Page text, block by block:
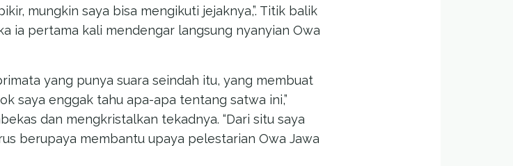
mungkin saya bisa mengikuti jejaknya,”. Titik balik
ia pertama kali mendengar langsung nyanyian Owa
yang punya suara seindah itu, yang membuat
saya enggak tahu apa-apa tentang satwa ini,”
dan mengkristalkan tekadnya. “Dari situ saya
berupaya membantu upaya pelestarian Owa Jawa